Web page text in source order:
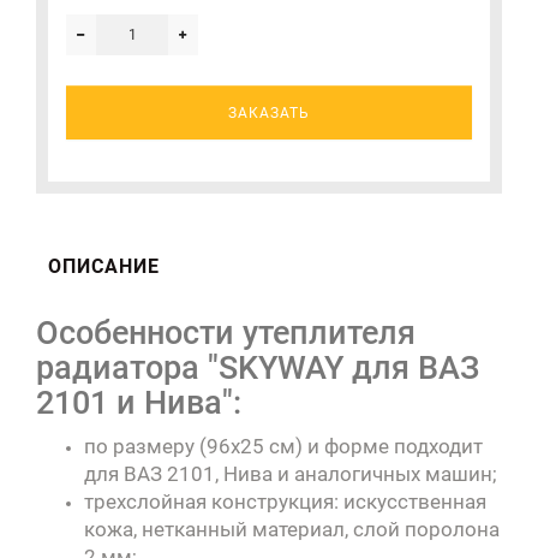
ЗАКАЗАТЬ
ОПИСАНИЕ
Особенности утеплителя
радиатора "SKYWAY для ВАЗ
2101 и Нива":
по размеру (96х25 см) и форме подходит
для ВАЗ 2101, Нива и аналогичных машин;
трехслойная конструкция: искусственная
кожа, нетканный материал, слой поролона